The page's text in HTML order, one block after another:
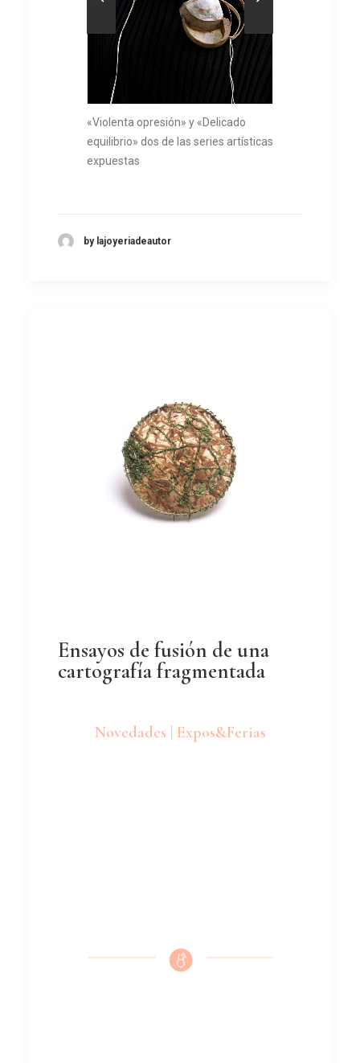
«Violenta opresión» y «Delicado
equilibrio» dos de las series artísticas
expuestas
by lajoyeriadeautor
Ensayos de fusión de una
cartografía fragmentada
Novedades | Expos&Ferias